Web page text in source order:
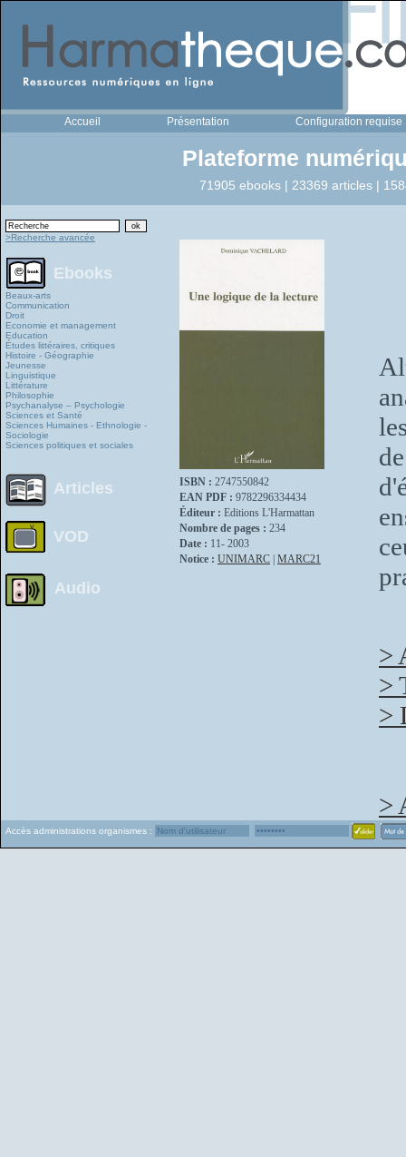
Accueil Présentation Configuration requise
Plateforme
71905 ebooks | 23369 articles |
>Recherche avancée
Ebooks
Beaux-arts
Communication
Droit
Economie et management
Education
Études littéraires, critiques
Histoire - Géographie
Jeunesse
Linguistique
Littérature
Philosophie
Psychanalyse – Psychologie
Sciences et Santé
Sciences Humaines - Ethnologie -
Sociologie
Sciences politiques et sociales
Articles
VOD
Audio
ISBN : 2747550842
EAN PDF : 9782296334434
Éditeur : Editions L'Harmattan
Nombre de pages : 234
Date : 11- 2003
Notice : UNIMARC MARC21
>
>
>
>
Accès administrations organismes :